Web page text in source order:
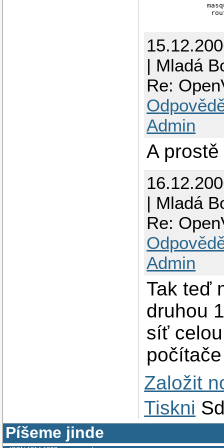
| Mladá
Re:
Admin
A
| Mladá
Re:
Admin
Tak teď
druhou
síť
Založit
Tiskni
Píšeme jinde